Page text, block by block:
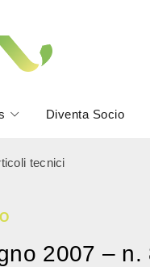
Diventa Socio
tecnici
2007 –